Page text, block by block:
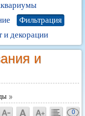
Фильтрация
и декорации
и
0